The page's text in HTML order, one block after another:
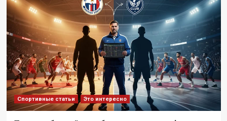
Спортивные статьи Это интересно